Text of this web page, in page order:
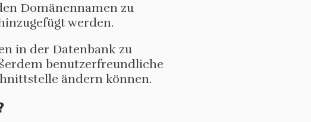
Domänennamen zu
werden.
in der Datenbank zu
benutzerfreundliche
ändern können.